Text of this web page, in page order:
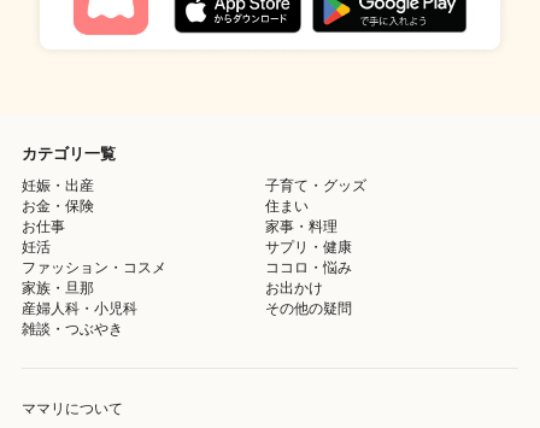
カテゴリ一覧
妊娠・出産
子育て・グッズ
お金・保険
住まい
お仕事
家事・料理
妊活
サプリ・健康
ファッション・コスメ
ココロ・悩み
家族・旦那
お出かけ
産婦人科・小児科
その他の疑問
雑談・つぶやき
ママリについて